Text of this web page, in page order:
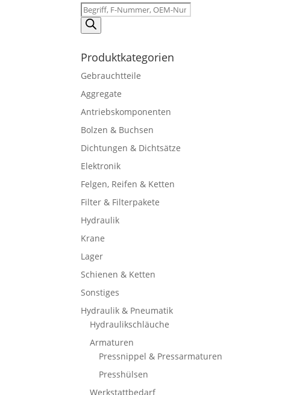
Products
search
Produktkategorien
Gebrauchtteile
Aggregate
Antriebskomponenten
Bolzen & Buchsen
Dichtungen & Dichtsätze
Elektronik
Felgen, Reifen & Ketten
Filter & Filterpakete
Hydraulik
Krane
Lager
Schienen & Ketten
Sonstiges
Hydraulik & Pneumatik
Hydraulikschläuche
Armaturen
Pressnippel & Pressarmaturen
Presshülsen
Werkstattbedarf